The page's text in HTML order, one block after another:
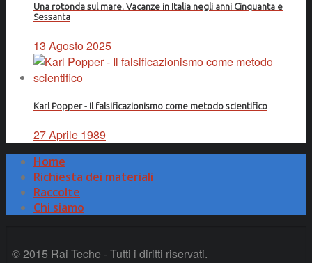
Una rotonda sul mare. Vacanze in Italia negli anni Cinquanta e
Sessanta
13 Agosto 2025
Karl Popper - Il falsificazionismo come metodo scientifico
27 Aprile 1989
Home
Richiesta dei materiali
Raccolte
Chi siamo
© 2015 Rai Teche - Tutti i diritti riservati.